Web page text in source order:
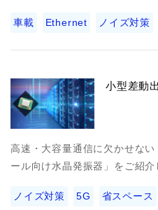
車載 Ethernet ノイズ対策
小型差動
高速・大容量通信に欠かせな
ール向け水晶発振器」をご紹介
ノイズ対策 5G 省スペース